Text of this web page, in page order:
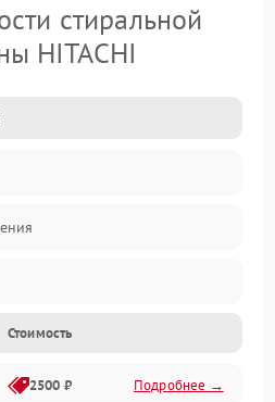
стиральной
HITACHI
Стоимость
2500 ₽ Подробнее →